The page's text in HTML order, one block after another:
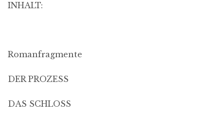
INHALT:
Romanfragmente
DER PROZESS
DAS SCHLOSS